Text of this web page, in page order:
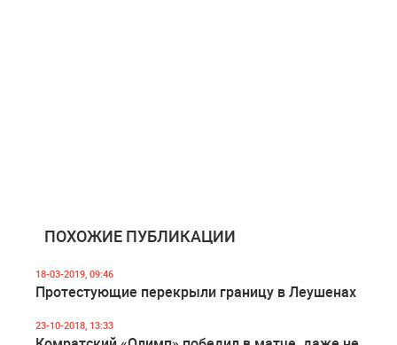
ПОХОЖИЕ ПУБЛИКАЦИИ
18-03-2019, 09:46
Протестующие перекрыли границу в Леушенах
23-10-2018, 13:33